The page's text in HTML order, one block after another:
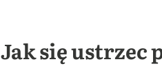
Jak się ustrzec